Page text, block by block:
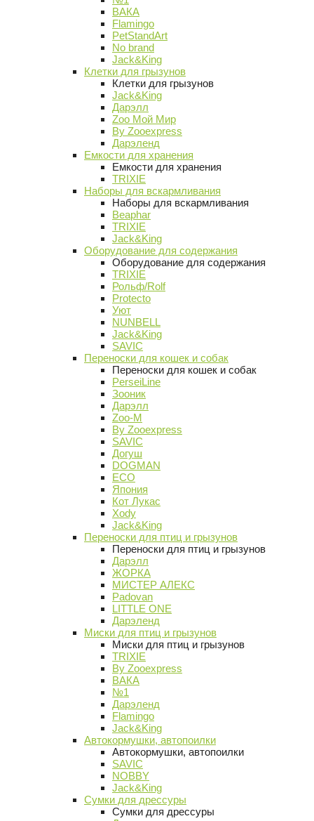
ВАКА
Flamingo
PetStandArt
No brand
Jack&King
Клетки для грызунов
Клетки для грызунов
Jack&King
Дарэлл
Zoo Мой Мир
By Zooexpress
Дарэленд
Емкости для хранения
Емкости для хранения
TRIXIE
Наборы для вскармливания
Наборы для вскармливания
Beaphar
TRIXIE
Jack&King
Оборудование для содержания
Оборудование для содержания
TRIXIE
Рольф/Rolf
Protecto
Уют
NUNBELL
Jack&King
SAVIC
Переноски для кошек и собак
Переноски для кошек и собак
PerseiLine
Зооник
Дарэлл
Zoo-M
By Zooexpress
SAVIC
Догуш
DOGMAN
ECO
Япония
Кот Лукас
Xody
Jack&King
Переноски для птиц и грызунов
Переноски для птиц и грызунов
Дарэлл
ЖОРКА
МИСТЕР АЛЕКС
Padovan
LITTLE ONE
Дарэленд
Миски для птиц и грызунов
Миски для птиц и грызунов
TRIXIE
By Zooexpress
ВАКА
№1
Дарэленд
Flamingo
Jack&King
Автокормушки, автопоилки
Автокормушки, автопоилки
SAVIC
NOBBY
Jack&King
Сумки для дрессуры
Сумки для дрессуры